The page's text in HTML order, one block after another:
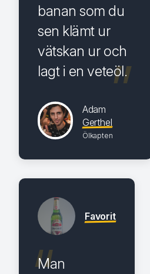
banan som du
sen klämt ur
vätskan ur och
lagt i en veteöl.
Adam
Gerthel
Ölkapten
Favorit
Man